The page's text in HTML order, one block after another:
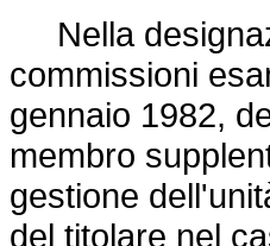
Nella
commissioni
gennaio 1982,
membro
gestione
del titolare nel